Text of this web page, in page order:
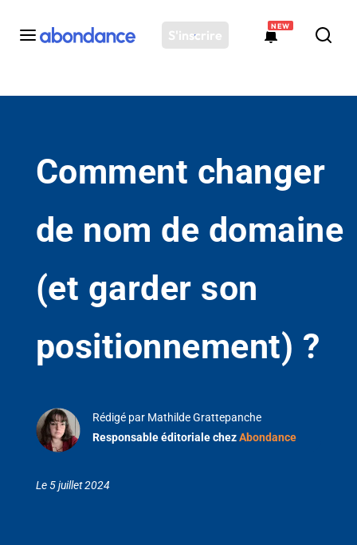
S'inscrire
NEW
Toutes les actus
Outils
Ressources
Comment changer
de nom de domaine
(et garder son
positionnement) ?
Rédigé par Mathilde Grattepanche
Responsable éditoriale chezAbondance
Le 5 juillet 2024